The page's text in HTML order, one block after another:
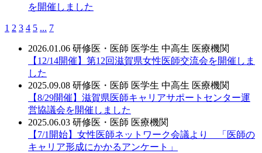
を開催しました
1 2 3 4 5 ... 7
2026.01.06 研修医・医師 医学生 中高生 医療機関
【12/14開催】第12回滋賀県女性医師交流会を開催しま
した
2025.09.08 研修医・医師 医学生 中高生 医療機関
【8/29開催】滋賀県医師キャリアサポートセンター運
営協議会を開催しました
2025.06.03 研修医・医師 医療機関
【7/1開始】女性医師ネットワーク会議より 「医師の
キャリア形成にかかるアンケート」